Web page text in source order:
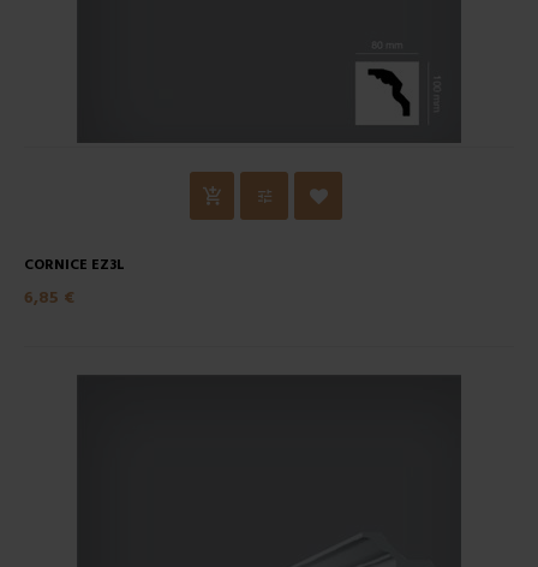
CORNICE EZ3L
6,85 €